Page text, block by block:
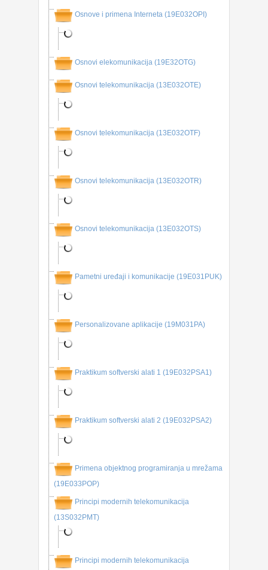
Osnove i primena Interneta (19E032OPI)
Osnovi elekomunikacija (19E32OTG)
Osnovi telekomunikacija (13E032OTE)
Osnovi telekomunikacija (13E032OTF)
Osnovi telekomunikacija (13E032OTR)
Osnovi telekomunikacija (13E032OTS)
Pametni uređaji i komunikacije (19E031PUK)
Personalizovane aplikacije (19M031PA)
Praktikum softverski alati 1 (19E032PSA1)
Praktikum softverski alati 2 (19E032PSA2)
Primena objektnog programiranja u mrežama
(19E033POP)
Principi modernih telekomunikacija
(13S032PMT)
Principi modernih telekomunikacija